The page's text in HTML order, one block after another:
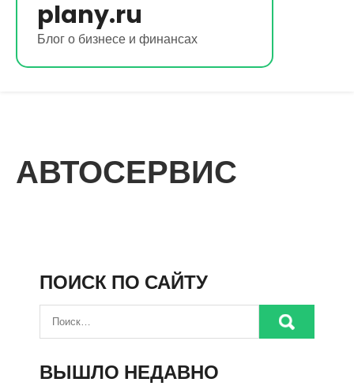
plany.ru
Блог о бизнесе и финансах
АВТОСЕРВИС
ПОИСК ПО САЙТУ
ВЫШЛО НЕДАВНО